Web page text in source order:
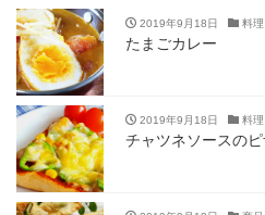
2019年9月18日 料
たまごカレー
2019年9月18日 料
チャツネソースのピ